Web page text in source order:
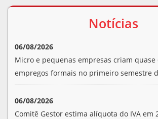
Notícias
06/08/2026
Micro e pequenas empresas criam quase
empregos formais no primeiro semestre
06/08/2026
Comitê Gestor estima alíquota do IVA em